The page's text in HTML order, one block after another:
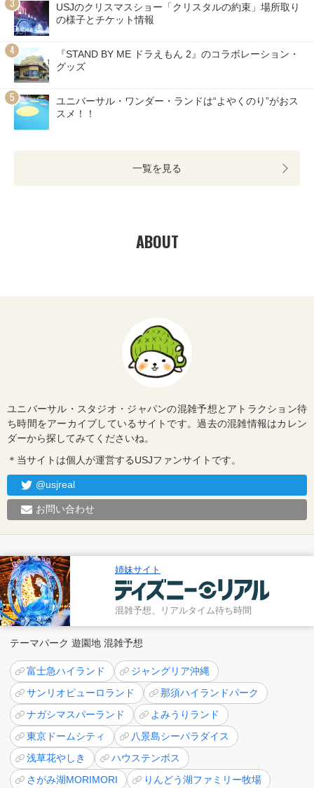
USJのクリスマスショー「クリスタルの約束」場所取り
の様子とチケット情報
『STAND BY ME ドラえもん 2』のコラボレーション・
グッズ
ユニバーサル・ワンダー・ランドは“よやくのり”がおス
スメ！！
一覧を見る
ABOUT
ユニバーサル・スタジオ・ジャパンの混雑予想とアトラクション待
ち時間をアーカイブしているサイトです。過去の混雑情報はカレン
ダーから探してみてくださいね。
＊当サイトは個人が運営するUSJファンサイトです。
@usjreal
お問い合わせ
姉妹サイト
混雑予想、リアルタイム待ち時間
テーマパーク 遊園地 混雑予想
富士急ハイランド
ジャングリア沖縄
サンリオピューロランド
那須ハイランドパーク
ナガシマスパーランド
よみうりランド
東京ドームシティ
八景島シーパラダイス
浅草花やしき
ハウステンボス
さがみ湖MORIMORI
りんどう湖ファミリー牧場